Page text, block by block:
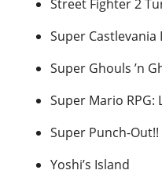
Street Fighter 2
Super Castlevania
Super Ghouls ’n
Super Mario RPG:
Super Punch-Out!!
Yoshi’s Island